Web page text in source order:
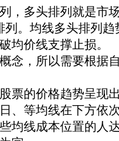
多头排列就是市
。均线多头排列趋
均价线支撑止损。
，所以需要根据
的价格趋势呈现
、等均线在下方依
均线成本位置的人